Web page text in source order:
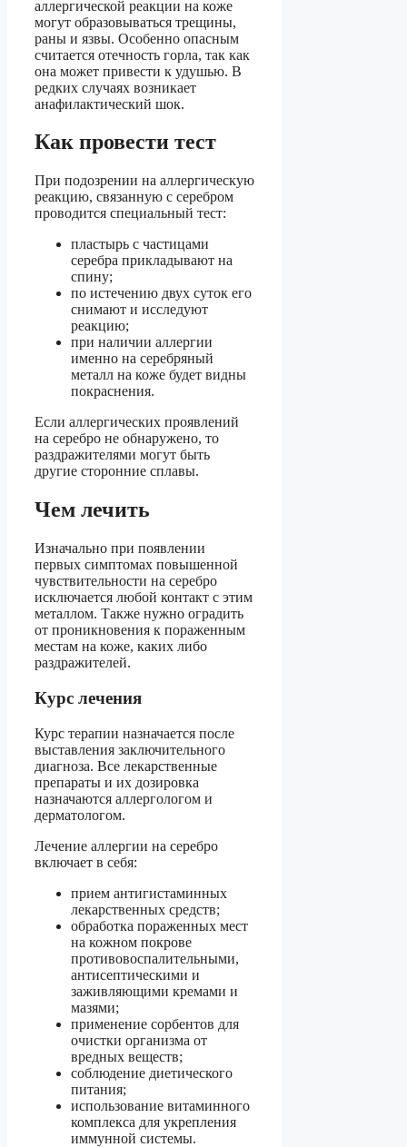
аллергической реакции на коже
могут образовываться трещины,
раны и язвы. Особенно опасным
считается отечность горла, так как
она может привести к удушью. В
редких случаях возникает
анафилактический шок.
Как провести тест
При подозрении на аллергическую
реакцию, связанную с серебром
проводится специальный тест:
пластырь с частицами
серебра прикладывают на
спину;
по истечению двух суток его
снимают и исследуют
реакцию;
при наличии аллергии
именно на серебряный
металл на коже будет видны
покраснения.
Если аллергических проявлений
на серебро не обнаружено, то
раздражителями могут быть
другие сторонние сплавы.
Чем лечить
Изначально при появлении
первых симптомах повышенной
чувствительности на серебро
исключается любой контакт с этим
металлом. Также нужно оградить
от проникновения к пораженным
местам на коже, каких либо
раздражителей.
Курс лечения
Курс терапии назначается после
выставления заключительного
диагноза. Все лекарственные
препараты и их дозировка
назначаются аллергологом и
дерматологом.
Лечение аллергии на серебро
включает в себя:
прием антигистаминных
лекарственных средств;
обработка пораженных мест
на кожном покрове
противовоспалительными,
антисептическими и
заживляющими кремами и
мазями;
применение сорбентов для
очистки организма от
вредных веществ;
соблюдение диетического
питания;
использование витаминного
комплекса для укрепления
иммунной системы.